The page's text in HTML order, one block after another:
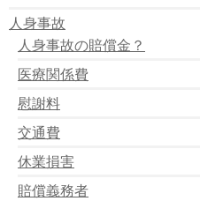
人身事故の賠償金の請求先
人身事故
人身事故の賠償金？
医療関係費
慰謝料
交通費
休業損害
賠償義務者